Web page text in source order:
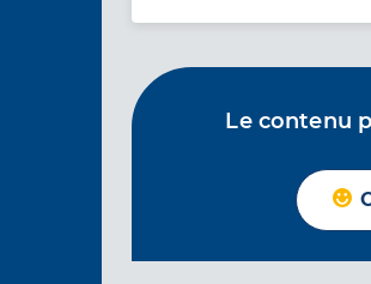
Le contenu